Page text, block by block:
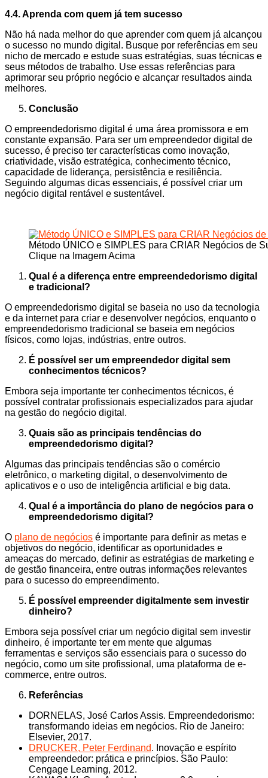
4.4. Aprenda com quem já tem sucesso
Não há nada melhor do que aprender com quem já alcançou
o sucesso no mundo digital. Busque por referências em seu
nicho de mercado e estude suas estratégias, suas técnicas e
seus métodos de trabalho. Use essas referências para
aprimorar seu próprio negócio e alcançar resultados ainda
melhores.
Conclusão
O empreendedorismo digital é uma área promissora e em
constante expansão. Para ser um empreendedor digital de
sucesso, é preciso ter características como inovação,
criatividade, visão estratégica, conhecimento técnico,
capacidade de liderança, persistência e resiliência.
Seguindo algumas dicas essenciais, é possível criar um
negócio digital rentável e sustentável.
Método ÚNICO e SIMPLES para CRIAR Negócios de
Clique na Imagem Acima
Qual é a diferença entre empreendedorismo digital
e tradicional?
O empreendedorismo digital se baseia no uso da tecnologia
e da internet para criar e desenvolver negócios, enquanto o
empreendedorismo tradicional se baseia em negócios
físicos, como lojas, indústrias, entre outros.
É possível ser um empreendedor digital sem
conhecimentos técnicos?
Embora seja importante ter conhecimentos técnicos, é
possível contratar profissionais especializados para ajudar
na gestão do negócio digital.
Quais são as principais tendências do
empreendedorismo digital?
Algumas das principais tendências são o comércio
eletrônico, o marketing digital, o desenvolvimento de
aplicativos e o uso de inteligência artificial e big data.
Qual é a importância do plano de negócios para o
empreendedorismo digital?
O plano de negócios é importante para definir as metas e
objetivos do negócio, identificar as oportunidades e
ameaças do mercado, definir as estratégias de marketing e
de gestão financeira, entre outras informações relevantes
para o sucesso do empreendimento.
É possível empreender digitalmente sem investir
dinheiro?
Embora seja possível criar um negócio digital sem investir
dinheiro, é importante ter em mente que algumas
ferramentas e serviços são essenciais para o sucesso do
negócio, como um site profissional, uma plataforma de e-
commerce, entre outros.
Referências
DORNELAS, José Carlos Assis. Empreendedorismo:
transformando ideias em negócios. Rio de Janeiro:
Elsevier, 2017.
DRUCKER, Peter Ferdinand. Inovação e espírito
empreendedor: prática e princípios. São Paulo:
Cengage Learning, 2012.